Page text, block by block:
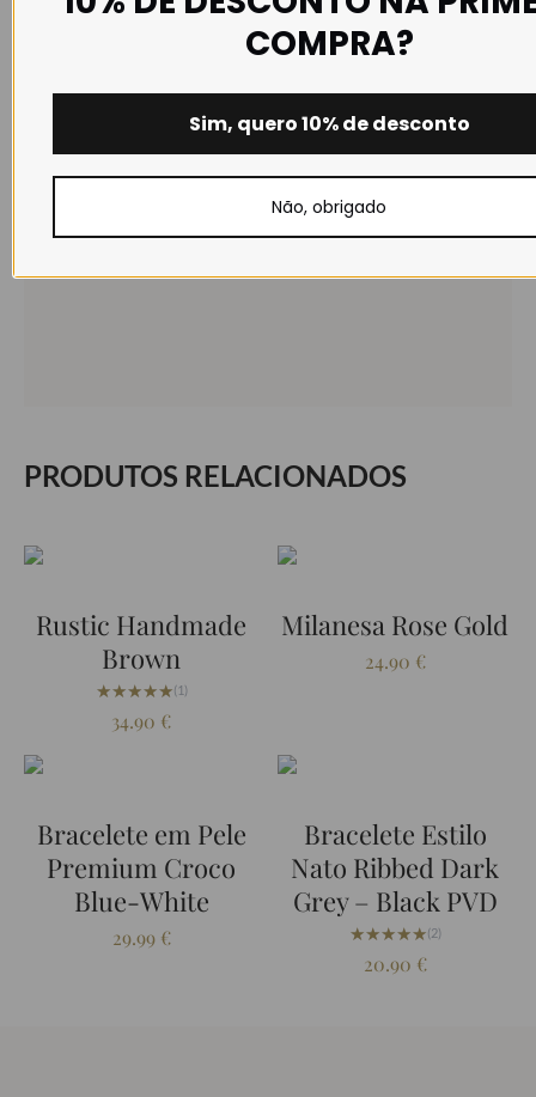
PRODUTOS RELACIONADOS
Rustic Handmade
Brown
★★★★★
★★★★★(1)
34.90 €
Milanesa Rose Gold
24.90 €
Bracelete em Pele
Premium Croco
Blue-White
29.99 €
Bracelete Estilo
Nato Ribbed Dark
Grey – Black PVD
★★★★★
★★★★★(2)
20.90 €
COMPRA?
Sim, quero 10% de desconto
Não, obrigado